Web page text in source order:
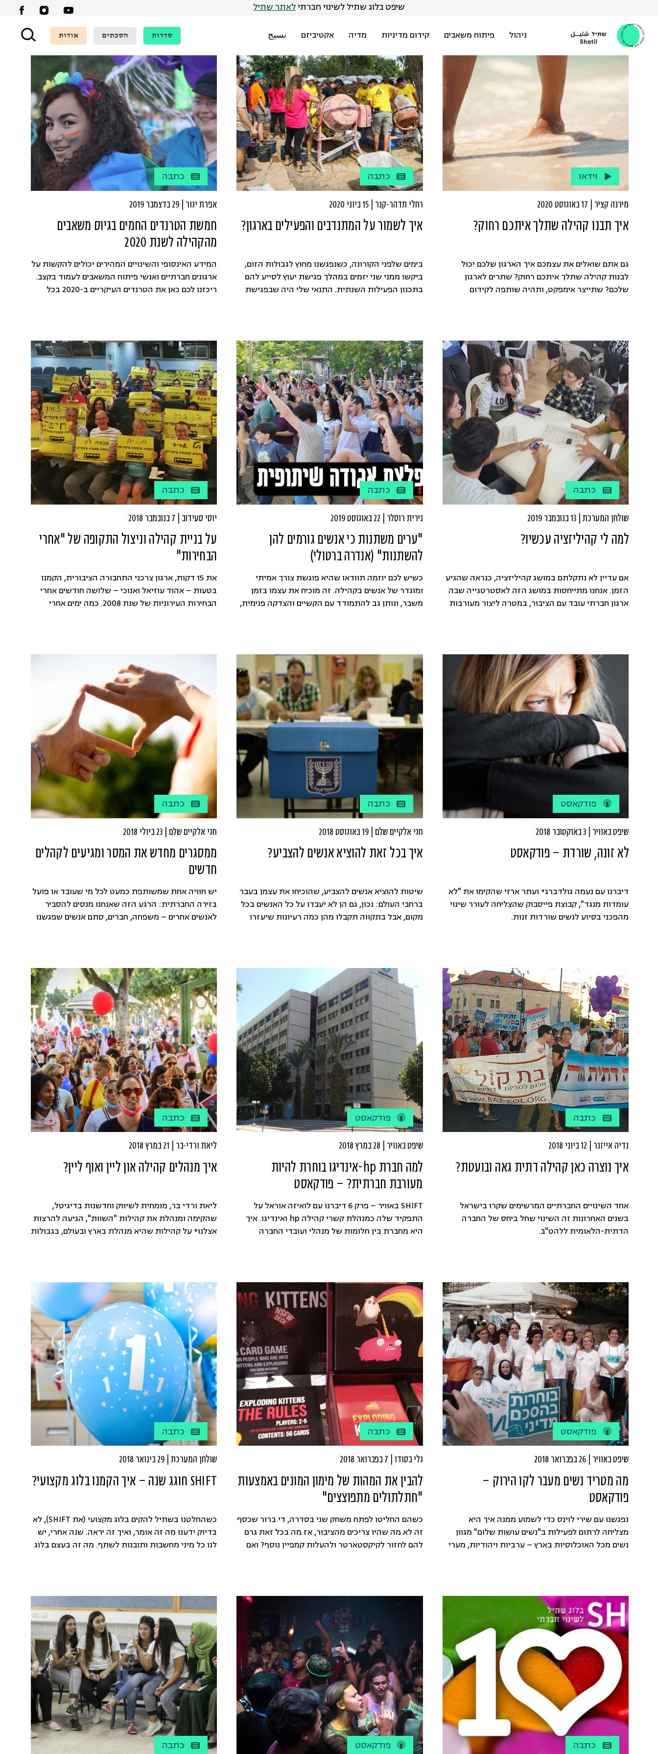
content
שיפט בלוג שתיל לשינוי חברתילאתר שתיל
ניהול פיתוח משאבים קידום מדיניות מדיה אקטיביזם نسيج סדרות הסכתים אודות
וידאו
מירנה קציר | 17 באוגוסט 2020
איך תבנו קהילה שתלך איתכם רחוק?
גם אתם שואלים את עצמכם איך הארגון שלכם יכול
לבנות קהילה שתלך איתכם רחוק? שתרים לארגון
שלכם? שתייצר אימפקט, ותהיה שותפה לקידום
כתבה
רחלי תדהר-קנר | 15 ביוני 2020
איך לשמור על המתנדבים והפעילים בארגון?
בימים שלפני הקורונה, כשנפגשנו מחוץ לגבולות הזום,
ביקשו ממני שני יזמים במהלך פגישת יעוץ לסייע להם
בתכנון הפעילות השנתית. התנאי שלי היה שבפגישת
הפעילים, הכיבוד: מפנק, וגם אחלה אווירה.
כתבה
אפרת יגור | 29 בדצמבר 2019
חמשת הטרנדים החמים בגיוס משאבים
מהקהילה לשנת 2020
המידע האינסופי והשינויים המהירים יכולים להקשות על
ארגונים חברתיים ואנשי פיתוח המשאבים לעמוד בקצב.
ריכזנו לכם כאן את הטרנדים העיקריים ב-2020 בכל
כתבה
שולחן המערכת | 13 בנובמבר 2019
למה לי קהיליזציה עכשיו?
אם עדיין לא נתקלתם במושג קהיליזציה, כנראה שהגיע
הזמן. אנחנו מתייחסות במושג הזה לאסטרטגייה שבה
ארגון חברתי עובד עם הציבור, במטרה ליצור מעורבות
כתבה
נירית רוסלר | 22 באוגוסט 2019
"ערים משתנות כי אנשים גורמים להן
להשתנות" (אנדרה ברטולי)
כשיש לכם יוזמה תוודאו שהיא פוגשת צורך אמיתי
ומוגדר של אנשים בקהילה. זה מוכיח את עצמו בזמן
משבר, ונותן גב להתמודד עם הקשיים והצדקה פנימית,
כתבה
יוסי סעידוב | 7 בנובמבר 2018
על בניית קהילה וניצול התקופה של "אחרי
הבחירות"
את 15 דקות, ארגון צרכני התחבורה הציבורית, הקמנו
בטעות – אהוד עוזיאל ואנוכי – שלושה חודשים אחרי
הבחירות העירוניות של שנת 2008. כמה ימים אחרי
מפותלת של יותר משעה בכל רחבי העיר חלמנו […]
פודקאסט
שיפט באוויר | 3 באוקטובר 2018
לא זונה, שורדת – פודקאסט
דיברנו עם נעמה גולדברג* ועתר ארזי שהקימו את "לא
עומדות מנגד", קבוצת פייסבוק שהצליחה לעורר שינוי
מהפכני בסיוע לנשים שורדות זנות.
כתבה
חגי אלקיים שלם | 19 באוגוסט 2018
איך בכל זאת להוציא אנשים להצביע?
שיטות להוציא אנשים להצביע, שהוכיחו את עצמן בעבר
ברחבי העולם: נכון, גם הן לא יעבדו על כל האנשים בכל
מקום, אבל בתקווה תקבלו מהן כמה רעיונות שיעזרו
כתבה
חגי אלקיים שלם | 23 ביולי 2018
ממסגרים מחדש את המסר ומגיעים לקהלים
חדשים
יש חוויה אחת שמשותפת כמעט לכל מי שעובד או פועל
בזירה החברתית: הרגע הזה שאנחנו מנסים להסביר
לאנשים אחרים – משפחה, חברים, סתם אנשים שפגשנו
שמה שעבורנו הוא […]
כתבה
נדיה אייזנר | 12 ביוני 2018
איך נוצרה כאן קהילה דתית גאה ובועטת?
אחד השינויים החברתיים המרשימים שקרו בישראל
בשנים האחרונות זה השינוי שחל ביחס של החברה
הדתית-הלאומית ללהט"ב.
פודקאסט
שיפט באוויר | 28 במרץ 2018
למה חברת hp-אינדיגו בוחרת להיות
מעורבת חברתית? – פודקאסט
SHIFT באוויר – פרק 6 דיברנו עם לואיזה אוראל על
התפקיד שלה כמנהלת קשרי קהילה hp ואינדיגו. איך
היא מחברת בין חלומות של מנהלי ועובדי החברה
הגרות בשכנות אליה, ועל […]
כתבה
ליאת ורדי-בר | 21 במרץ 2018
איך מנהלים קהילה און ליין ואוף ליין?
ליאת ורדי בר, מומחית לשיווק וחדשנות בדיגיטל,
שהקימה ומנהלת את קהילות "השוות", הגיעה להרצות
אצלנו* על קהילות שהיא מנהלת בארץ ובעולם, בגבולות
פודקאסט
שיפט באוויר | 26 בפברואר 2018
מה מטריד נשים מעבר לקו הירוק –
פודקאסט
נפגשנו עם שירי לוינס כדי לשמוע ממנה איך היא
מצליחה לרתום לפעילות ב"נשים עושות שלום" מגוון
נשים מכל האוכלוסיות בארץ – ערביות ויהודיות, מערי
כתבה
גלי בסודו | 7 בפברואר 2018
להבין את המהות של מימון המונים באמצעות
"חתלתולים מתפוצצים"
כשהם החליטו לפתח משחק שני בסדרה, די ברור שכסף
זה לא מה שהיו צריכים מהציבור, אז מה בכל זאת גרם
להם לחזור לקיקסטארטר ולהעלות קמפיין נוסף? ואם
כתבה
שולחן המערכת | 29 בינואר 2018
SHIFT חוגג שנה – איך הקמנו בלוג מקצועי?
כשהחלטנו בשתיל להקים בלוג מקצועי (את SHIFT), לא
בדיוק ידענו מה זה אומר, ואיך זה יראה. שנה אחרי, יש
לנו כל מיני מחשבות ותובנות לשתף. מה זה בעצם בלוג
הארגון. הצבע, […]
כתבה פודקאסט כתבה